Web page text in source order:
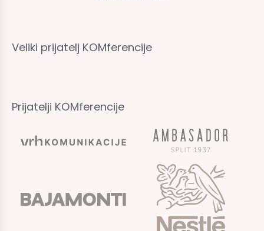
Veliki prijatelj KOMferencije
Prijatelji KOMferencije